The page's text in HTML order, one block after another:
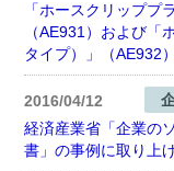
「ホースクリッププ
（AE931）および「
タイプ）」（AE932
2016/04/12
経済産業省「企業の
書」の事例に取り上